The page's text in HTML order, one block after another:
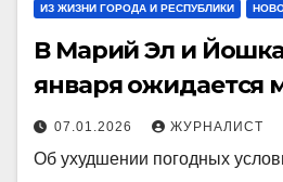
ИЗ ЖИЗНИ ГОРОДА И РЕСПУБЛИКИ
В Марий Эл и
января ожидается
07.01.2026 ЖУРНАЛИСТ
Об ухудшении погодных